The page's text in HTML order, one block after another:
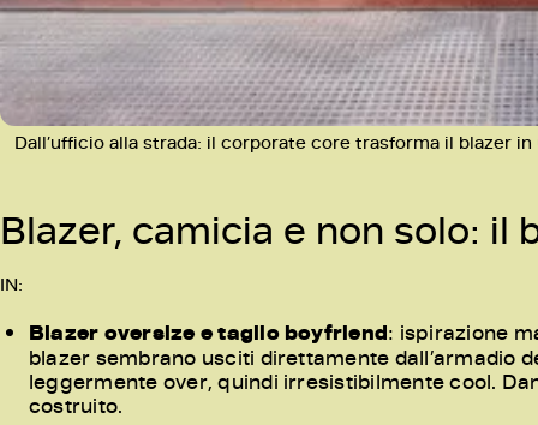
Dall’ufficio alla strada: il corporate core trasforma il blazer
Blazer, camicia e non solo: il
IN:
Blazer oversize e taglio boyfriend: ispirazione
blazer sembrano usciti direttamente dall’armadio
leggermente over, quindi irresistibilmente cool.
costruito.